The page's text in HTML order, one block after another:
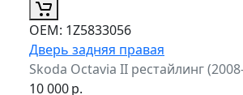
ОЕМ: 1Z5833056
Дверь задняя правая
Skoda Octavia II рестайлинг
10 000р.